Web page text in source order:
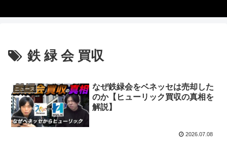
鉄 緑 会 買収
ニュース
なぜ鉄緑会をベネッセは売却した
のか【ヒューリック買収の真相を
解説】
2026.07.08